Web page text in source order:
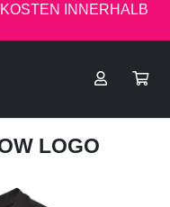
INNERHALB
LOGO